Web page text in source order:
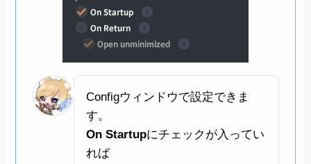
Configウィンドウで設定できま
す。
On Startupにチェックが入ってい
れば